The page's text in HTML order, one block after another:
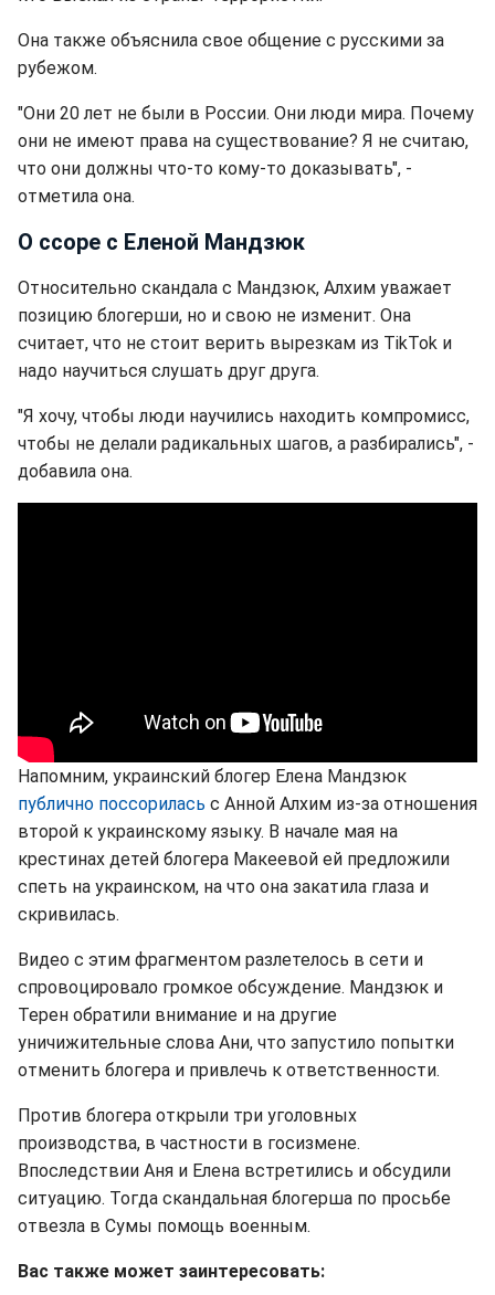
Она также объяснила свое общение с русскими за
рубежом.
"Они 20 лет не были в России. Они люди мира. Почему
они не имеют права на существование? Я не считаю,
что они должны что-то кому-то доказывать", -
отметила она.
О ссоре с Еленой Мандзюк
Относительно скандала с Мандзюк, Алхим уважает
позицию блогерши, но и свою не изменит. Она
считает, что не стоит верить вырезкам из TikTok и
надо научиться слушать друг друга.
"Я хочу, чтобы люди научились находить компромисс,
чтобы не делали радикальных шагов, а разбирались", -
добавила она.
Напомним, украинский блогер Елена Мандзюк
публично поссорилась с Анной Алхим из-за отношения
второй к украинскому языку. В начале мая на
крестинах детей блогера Макеевой ей предложили
спеть на украинском, на что она закатила глаза и
скривилась.
Видео с этим фрагментом разлетелось в сети и
спровоцировало громкое обсуждение. Мандзюк и
Терен обратили внимание и на другие
уничижительные слова Ани, что запустило попытки
отменить блогера и привлечь к ответственности.
Против блогера открыли три уголовных
производства, в частности в госизмене.
Впоследствии Аня и Елена встретились и обсудили
ситуацию. Тогда скандальная блогерша по просьбе
отвезла в Сумы помощь военным.
Вас также может заинтересовать: